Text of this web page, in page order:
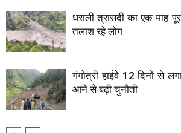
धराली त्रासदी का एक माह
तलाश रहे लोग
गंगोत्री हाईवे 12 दिनों से
आने से बढ़ी चुनौती